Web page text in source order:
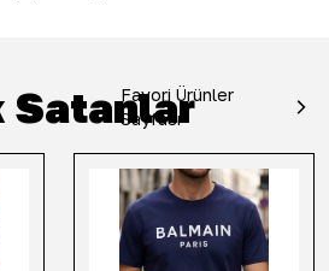
Satanlar
Favori Ürünler
Sayfası